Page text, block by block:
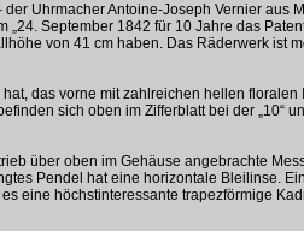
Uhrmacher Antoine-Joseph Vernier aus
September 1842 für 10 Jahre das
von 41 cm haben. Das Räderwerk ist
das vorne mit zahlreichen hellen
sich oben im Zifferblatt bei der „10“
über oben im Gehäuse angebrachte
Pendel hat eine horizontale Bleilinse.
eine höchstinteressante trapezförmige